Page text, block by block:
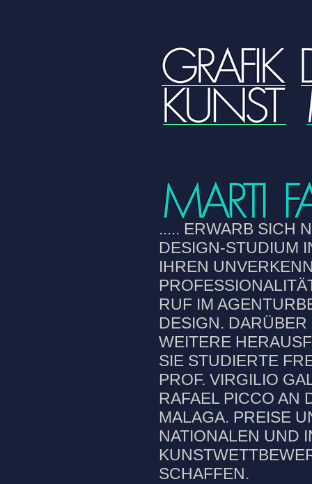
..... ERWARB SICH
DESIGN-STUDIUM
IHREN
RUF IM
DESIGN.
WEITERE
SIE STUDIERTE
PROF. VIRGILIO
RAFAEL PICCO AN
MALAGA. PREISE
NATIONALEN UND
SCHAFFEN.